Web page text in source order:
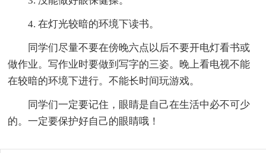
4. 在灯光较暗的环境下读书。
同学们尽量不要在傍晚六点以后不要开电灯看书或
做作业。写作业时要做到写字的三姿。晚上看电视不能
在较暗的环境下进行。不能长时间玩游戏。
同学们一定要记住，眼睛是自己在生活中必不可少
的。一定要保护好自己的眼睛哦！